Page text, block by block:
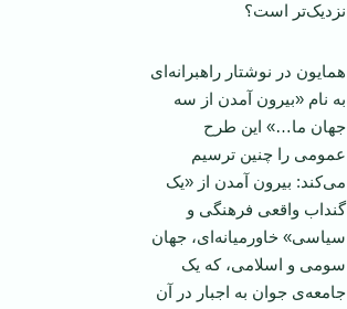
نزدیک‌تر است؟
همایون در نوشتار راهبرانه‌ای
به نام «بیرون آمدن از سه
جهان ما…» این طرح
عمومی ‌را چنین ترسیم
می‌کند: بیرون آمدن از «یک
گنداب واقعی فرهنگی و
سیاسی» خاورمیانه‌ای، جهان
سومی ‌و اسلامی، که یک
جامعه‌ی جوان به اجبار در آن